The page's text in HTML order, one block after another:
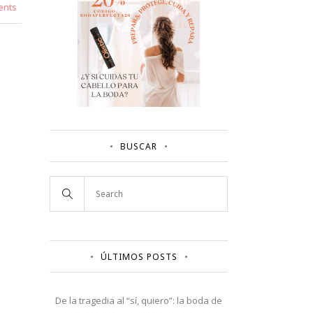
BUSCAR
ÚLTIMOS POSTS
De la tragedia al “sí, quiero”: la boda de